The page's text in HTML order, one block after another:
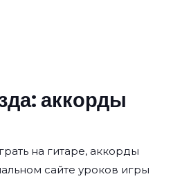
аккорды
на гитаре, аккорды
сайте уроков игры